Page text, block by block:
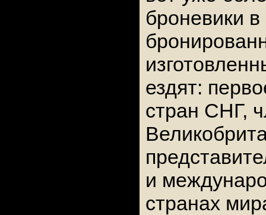
броневики
ездят:
стран СНГ,
и
странах